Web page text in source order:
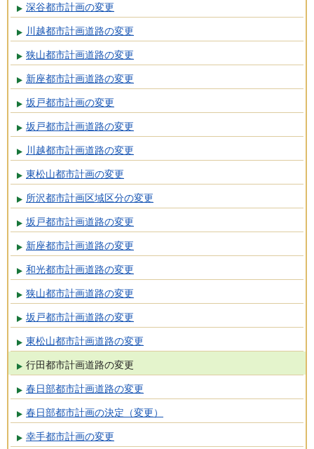
深谷都市計画の変更
川越都市計画道路の変更
狭山都市計画道路の変更
新座都市計画道路の変更
坂戸都市計画の変更
坂戸都市計画道路の変更
川越都市計画道路の変更
東松山都市計画の変更
所沢都市計画区域区分の変更
坂戸都市計画道路の変更
新座都市計画道路の変更
和光都市計画道路の変更
狭山都市計画道路の変更
坂戸都市計画道路の変更
東松山都市計画道路の変更
行田都市計画道路の変更
春日部都市計画道路の変更
春日部都市計画の決定（変更）
幸手都市計画の変更